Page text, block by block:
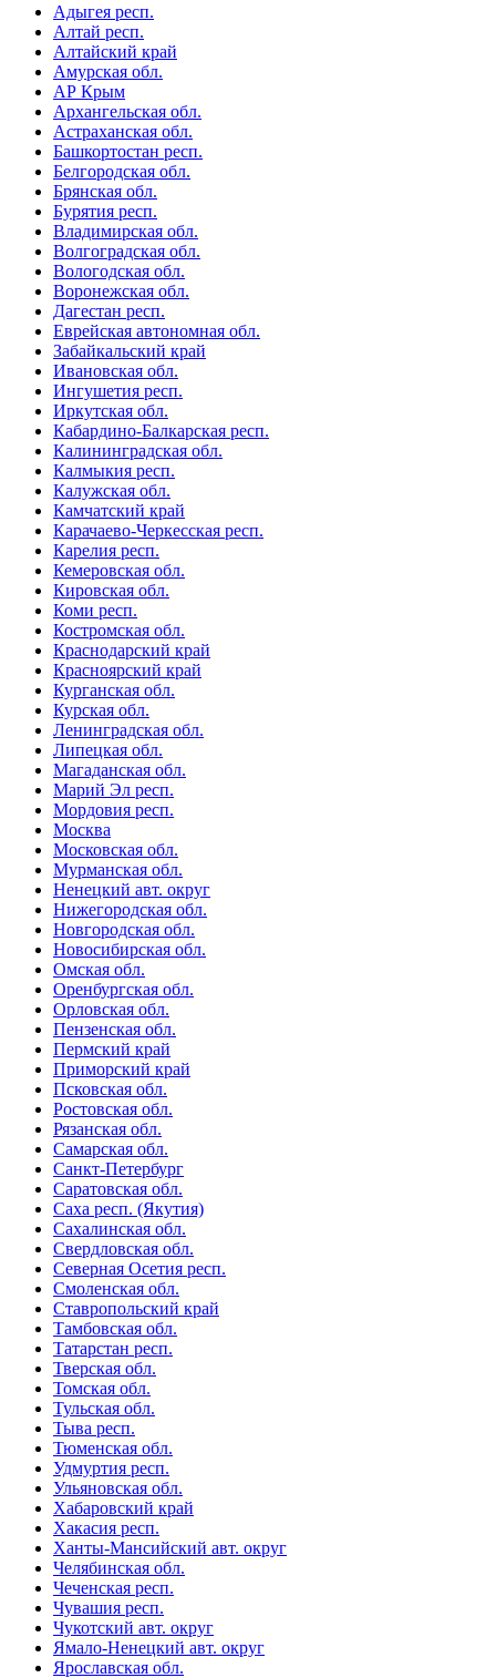
Адыгея респ.
Алтай респ.
Алтайский край
Амурская обл.
АР Крым
Архангельская обл.
Астраханская обл.
Башкортостан респ.
Белгородская обл.
Брянская обл.
Бурятия респ.
Владимирская обл.
Волгоградская обл.
Вологодская обл.
Воронежская обл.
Дагестан респ.
Еврейская автономная обл.
Забайкальский край
Ивановская обл.
Ингушетия респ.
Иркутская обл.
Кабардино-Балкарская респ.
Калининградская обл.
Калмыкия респ.
Калужская обл.
Камчатский край
Карачаево-Черкесская респ.
Карелия респ.
Кемеровская обл.
Кировская обл.
Коми респ.
Костромская обл.
Краснодарский край
Красноярский край
Курганская обл.
Курская обл.
Ленинградская обл.
Липецкая обл.
Магаданская обл.
Марий Эл респ.
Мордовия респ.
Москва
Московская обл.
Мурманская обл.
Ненецкий авт. округ
Нижегородская обл.
Новгородская обл.
Новосибирская обл.
Омская обл.
Оренбургская обл.
Орловская обл.
Пензенская обл.
Пермский край
Приморский край
Псковская обл.
Ростовская обл.
Рязанская обл.
Самарская обл.
Санкт-Петербург
Саратовская обл.
Саха респ. (Якутия)
Сахалинская обл.
Свердловская обл.
Северная Осетия респ.
Смоленская обл.
Ставропольский край
Тамбовская обл.
Татарстан респ.
Тверская обл.
Томская обл.
Тульская обл.
Тыва респ.
Тюменская обл.
Удмуртия респ.
Ульяновская обл.
Хабаровский край
Хакасия респ.
Ханты-Мансийский авт. округ
Челябинская обл.
Чеченская респ.
Чувашия респ.
Чукотский авт. округ
Ямало-Ненецкий авт. округ
Ярославская обл.